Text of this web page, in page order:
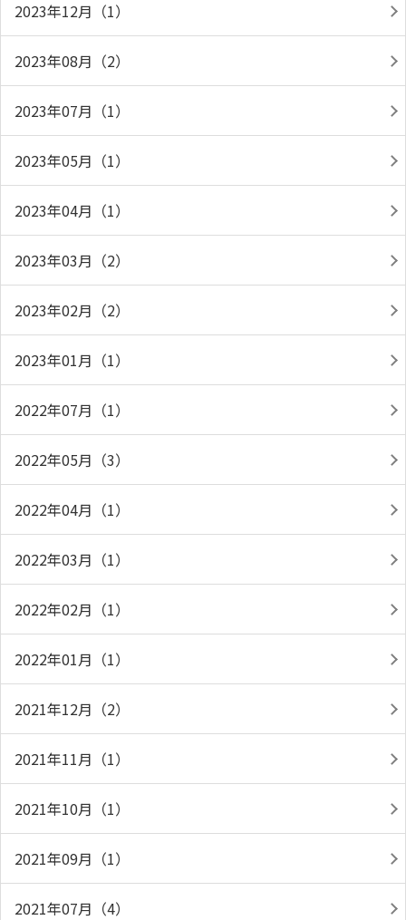
2023年12月（1）
2023年08月（2）
2023年07月（1）
2023年05月（1）
2023年04月（1）
2023年03月（2）
2023年02月（2）
2023年01月（1）
2022年07月（1）
2022年05月（3）
2022年04月（1）
2022年03月（1）
2022年02月（1）
2022年01月（1）
2021年12月（2）
2021年11月（1）
2021年10月（1）
2021年09月（1）
2021年07月（4）